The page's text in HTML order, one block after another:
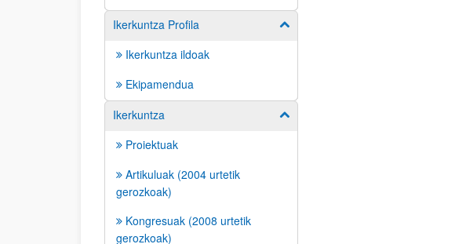
Ikerkuntza Profila
Erakutsi/izkutatu azpiorriak
Ikerkuntza ildoak
Ekipamendua
Ikerkuntza
Erakutsi/izkutatu azpiorriak
Proiektuak
Artikuluak (2004 urtetik
gerozkoak)
Kongresuak (2008 urtetik
gerozkoak)